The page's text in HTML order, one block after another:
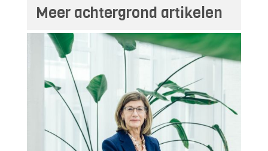
Meer achtergrond artikelen